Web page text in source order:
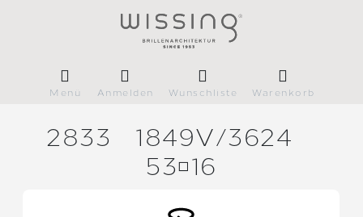
Menü Anmelden Wunschliste Warenkorb
2833 1849V/3624
5316